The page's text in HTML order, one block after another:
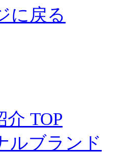
に戻る
TOP
ルブランド